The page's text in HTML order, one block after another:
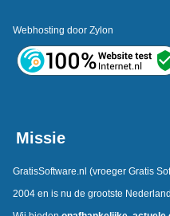
Webhosting door Zylon
Missie
GratisSoftware.nl (vroeger Gratis
2004 en is nu de grootste